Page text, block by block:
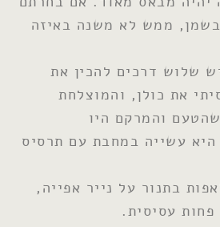
בשמן, ממש לא משנה באיזה
שלוש דרכים להכין את
את כולן, והמוצלחת
והמרקם היו
עשייה במחבת עם תרסיס
בתנור על נייר אפייה,
עסיסית.